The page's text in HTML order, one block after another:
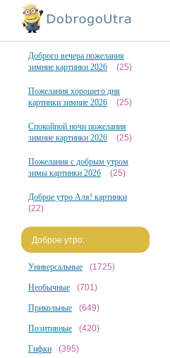
Доброго вечера пожелания
зимние картинки 2026
(25)
Пожелания хорошего дня
картинки зимние 2026
(25)
Спокойной ночи пожелания
зимние картинки 2026
(25)
Пожелания с добрым утром
зимы картинки 2026
(25)
Доброе утро Аля! картинки
(22)
Доброе утро:
Универсальные (1725)
Необычные (701)
Прикольные (649)
Позитивные (420)
Гифки (395)